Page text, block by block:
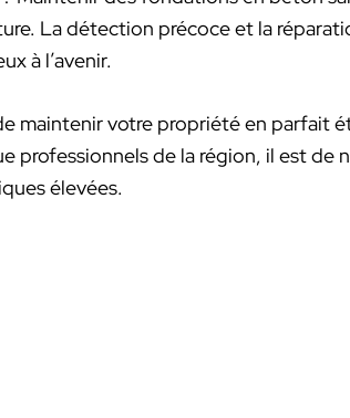
La détection précoce et la
à l’avenir.
maintenir votre propriété en parfait
professionnels de la région, il est de
élevées.